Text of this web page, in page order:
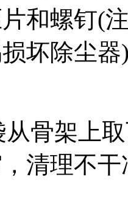
和螺钉(
坏除尘
架上取
清理不